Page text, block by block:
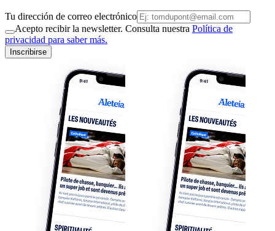
Tu dirección de correo electrónico
Acepto recibir la newsletter. Consulta nuestra Política de
privacidad para saber más.
Inscribirse